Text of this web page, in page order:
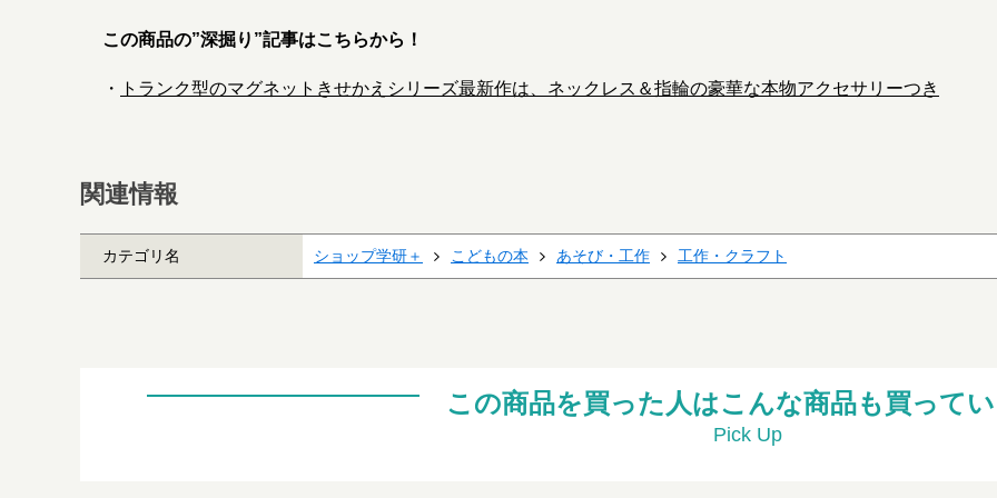
この商品の”深掘り”記事はこちらから！
・ トランク型のマグネットきせかえシリーズ最新作は、ネックレス＆指輪の豪華な本物アクセサリーつき
関連情報
カテゴリ名 ショップ学研＋ こどもの本 あそび・工作 工作・クラフト
この商品を買った人はこんな商品も買って
Pick Up